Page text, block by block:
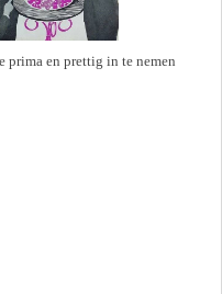
prima en prettig in te nemen